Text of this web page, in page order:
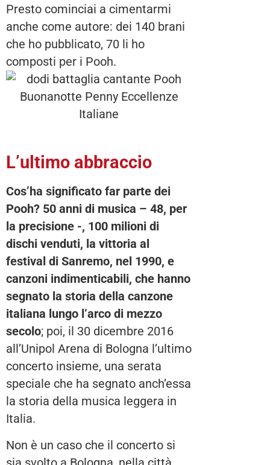
Presto cominciai a cimentarmi
anche come autore: dei 140 brani
che ho pubblicato, 70 li ho
composti per i Pooh.
L’ultimo abbraccio
Cos’ha significato far parte dei
Pooh? 50 anni di musica – 48, per
la precisione -, 100 milioni di
dischi venduti, la vittoria al
festival di Sanremo, nel 1990, e
canzoni indimenticabili, che hanno
segnato la storia della canzone
italiana lungo l’arco di mezzo
secolo; poi, il 30 dicembre 2016
all’Unipol Arena di Bologna l’ultimo
concerto insieme, una serata
speciale che ha segnato anch’essa
la storia della musica leggera in
Italia.
Non è un caso che il concerto si